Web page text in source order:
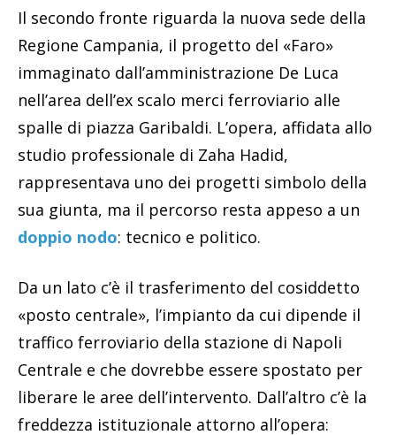
Il secondo fronte riguarda la nuova sede della
Regione Campania, il progetto del «Faro»
immaginato dall’amministrazione De Luca
nell’area dell’ex scalo merci ferroviario alle
spalle di piazza Garibaldi. L’opera, affidata allo
studio professionale di Zaha Hadid,
rappresentava uno dei progetti simbolo della
sua giunta, ma il percorso resta appeso a un
doppio nodo: tecnico e politico.
Da un lato c’è il trasferimento del cosiddetto
«posto centrale», l’impianto da cui dipende il
traffico ferroviario della stazione di Napoli
Centrale e che dovrebbe essere spostato per
liberare le aree dell’intervento. Dall’altro c’è la
freddezza istituzionale attorno all’opera: